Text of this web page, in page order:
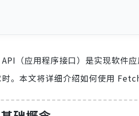
（应用程序接口）是实现软件
。本文将详细介绍如何使用